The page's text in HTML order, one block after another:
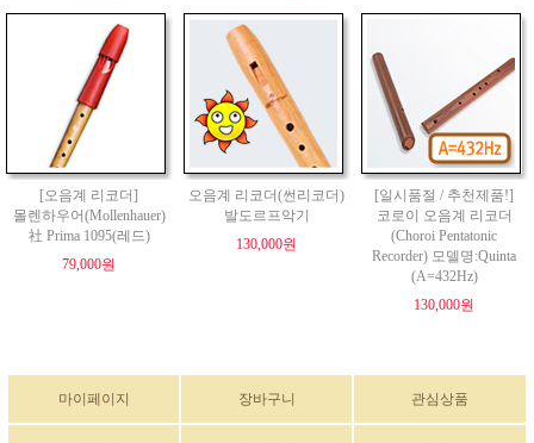
[오음계 리코더]
몰렌하우어(Mollenhauer)
社 Prima 1095(레드)
79,000원
오음계 리코더(썬리코더)
발도르프악기
130,000원
[일시품절 / 추천제품!]
코로이 오음계 리코더
(Choroi Pentatonic
Recorder) 모델명:Quinta
(A=432Hz)
130,000원
마이페이지 장바구니 관심상품